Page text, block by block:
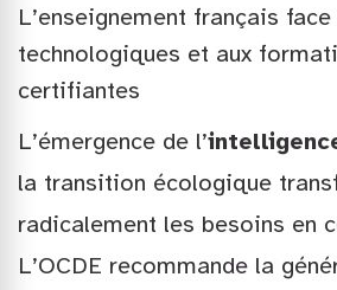
L’enseignement français
technologiques et aux
certifiantes
L’émergence de l’
la transition écologique
radicalement les besoins en
L’OCDE recommande la